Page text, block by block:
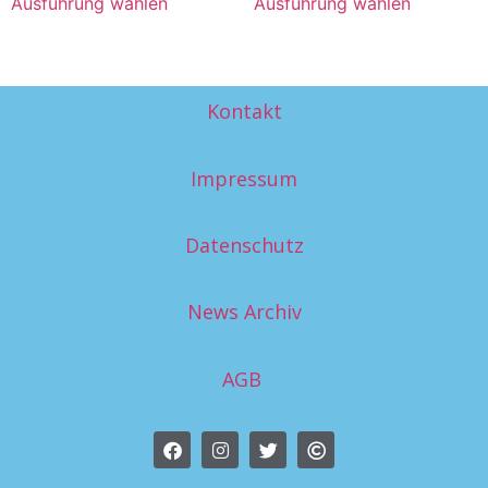
Kontakt
Impressum
Datenschutz
News Archiv
AGB